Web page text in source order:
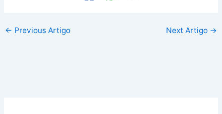
← Previous Artigo Next Artigo →